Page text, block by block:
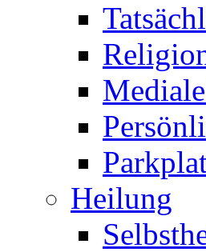
Heilung